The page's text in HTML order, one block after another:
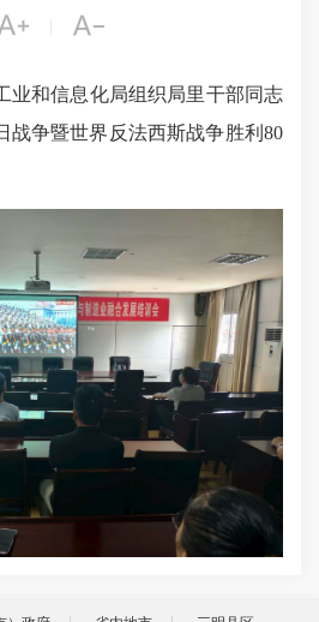

和信息化局组织局里干部同志
战争暨世界反法西斯战争胜利80